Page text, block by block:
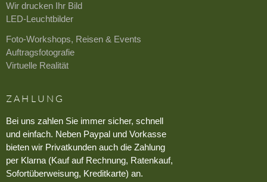
Wir drucken Ihr Bild
LED-Leuchtbilder
Foto-Workshops, Reisen & Events
Auftragsfotografie
Virtuelle Realität
ZAHLUNG
Bei uns zahlen Sie immer sicher, schnell
und einfach. Neben Paypal und Vorkasse
bieten wir Privatkunden auch die Zahlung
per Klarna (Kauf auf Rechnung, Ratenkauf,
Sofortüberweisung, Kreditkarte) an.